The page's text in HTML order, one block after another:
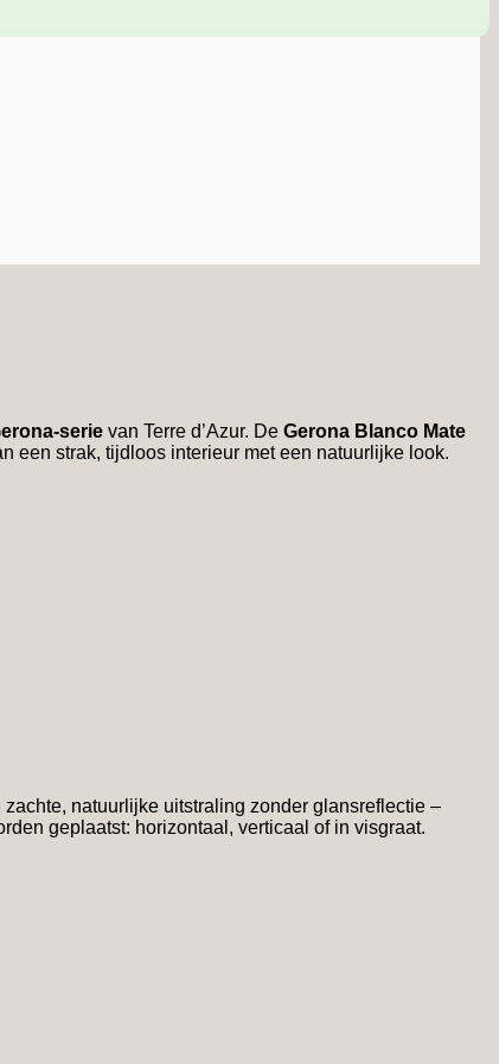
serie van Terre d’Azur. De Gerona Blanco Mate
een strak, tijdloos interieur met een natuurlijke look.
natuurlijke uitstraling zonder glansreflectie –
geplaatst: horizontaal, verticaal of in visgraat.